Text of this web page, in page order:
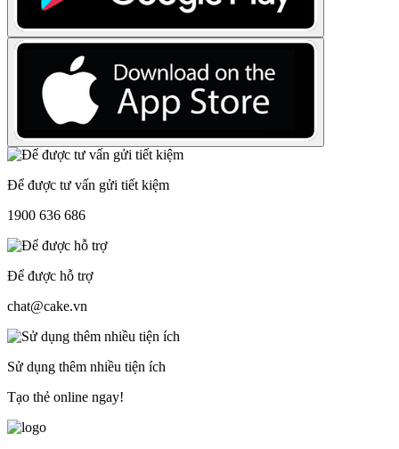
Để được tư vấn gửi tiết kiệm
1900 636 686
Để được hỗ trợ
chat@cake.vn
Sử dụng thêm nhiều tiện ích
Tạo thẻ online ngay!